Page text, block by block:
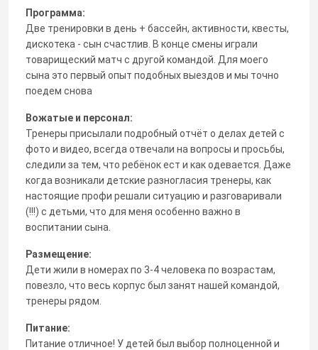
Программа:
Две тренировки в день + бассейн, активности, квесты,
дискотека - сын счастлив. В конце смены играли
товарищеский матч с другой командой. Для моего
сына это первый опыт подобных выездов и мы точно
поедем снова
Вожатые и персонал:
Тренеры присылали подробный отчёт о делах детей с
фото и видео, всегда отвечали на вопросы и просьбы,
следили за тем, что ребёнок ест и как одевается. Даже
когда возникали детские разногласия тренеры, как
настоящие профи решали ситуацию и разговаривали
(!!!) с детьми, что для меня особенно важно в
воспитании сына.
Размещение:
Дети жили в номерах по 3-4 человека по возрастам,
повезло, что весь корпус был занят нашей командой,
тренеры рядом.
Питание:
Питание отличное! У детей был выбор полноценной и